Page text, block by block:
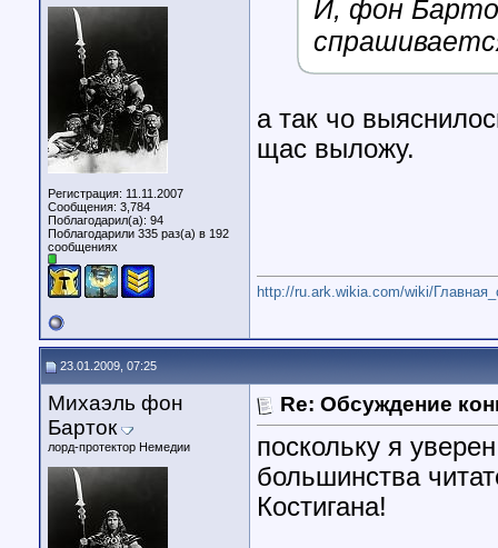
Регистрация: 11.11.2007
Сообщения: 3,784
Поблагодарил(а): 94
Поблагодарили 335 раз(а) в 192
сообщениях
И, фон
а так чо
щас выложу.
http://ru.ark.wikia.com/wiki/
23.01.2009, 07:25
Михаэль фон
Барток
лорд-протектор Немедии
Re: Обсуждение
поскольку я
большинства
Костигана!